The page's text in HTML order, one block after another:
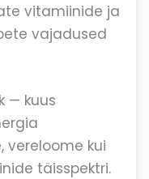
vitamiinide ja
vajadused
— kuus
vereloome kui
täisspektri.